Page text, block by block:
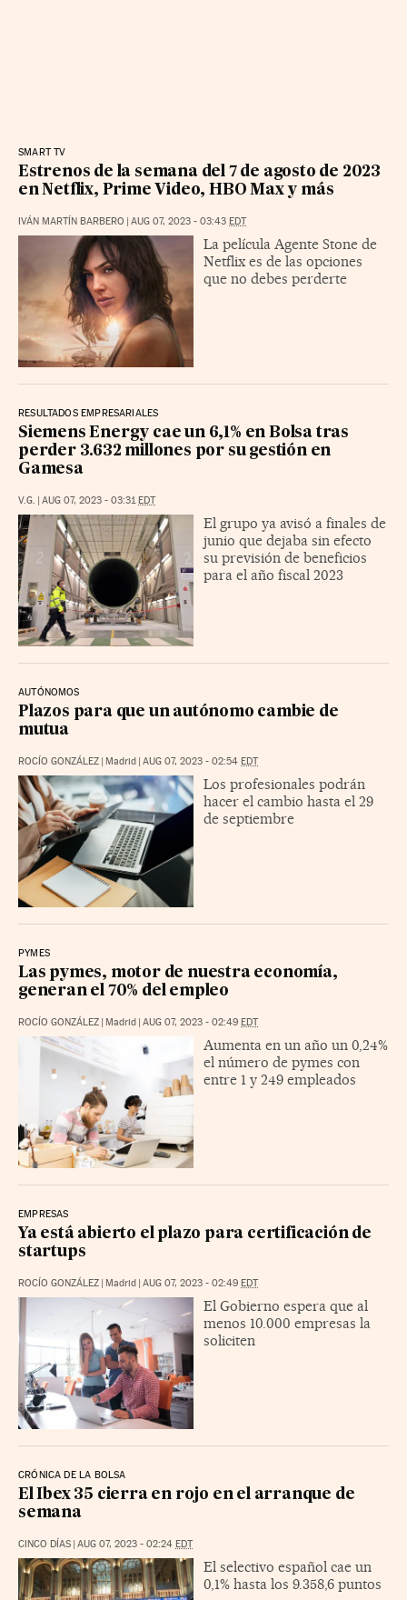
SMART TV
Estrenos de la semana del 7 de agosto de 2023
en Netflix, Prime Video, HBO Max y más
IVÁN MARTÍN BARBERO AUG 07, 2023 - 03:43 EDT
La película Agente Stone de
Netflix es de las opciones
que no debes perderte
RESULTADOS EMPRESARIALES
Siemens Energy cae un 6,1% en Bolsa tras
perder 3.632 millones por su gestión en
Gamesa
V.G. AUG 07, 2023 - 03:31 EDT
El grupo ya avisó a finales de
junio que dejaba sin efecto
su previsión de beneficios
para el año fiscal 2023
AUTÓNOMOS
Plazos para que un autónomo cambie de
mutua
ROCÍO GONZÁLEZ Madrid AUG 07, 2023 - 02:54 EDT
Los profesionales podrán
hacer el cambio hasta el 29
de septiembre
PYMES
Las pymes, motor de nuestra economía,
generan el 70% del empleo
ROCÍO GONZÁLEZ | Madrid | AUG 07, 2023 - 02:49 EDT
Aumenta en un año un 0,24%
el número de pymes con
entre 1 y 249 empleados
EMPRESAS
Ya está abierto el plazo para certificación de
startups
ROCÍO GONZÁLEZ | Madrid | AUG 07, 2023 - 02:49 EDT
El Gobierno espera que al
menos 10.000 empresas la
soliciten
CRÓNICA DE LA BOLSA
El Ibex 35 cierra en rojo en el arranque de
semana
CINCO DÍAS | AUG 07, 2023 - 02:24 EDT
El selectivo español cae un
0,1% hasta los 9.358,6 puntos